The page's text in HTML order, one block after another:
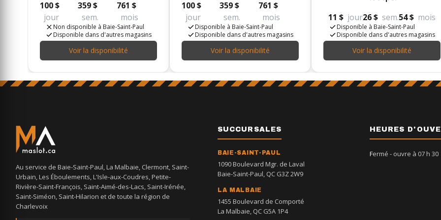
100 $
jour
359 $
sem.
761 $
mois
Non disponible à Baie-Saint-Paul
Disponible dans d'autres magasins
Voir la disponibilité
100 $
jour
359 $
sem.
761 $
mois
Disponible à Baie-Saint-Paul
Disponible dans d'autres magasins
Voir la disponibilité
11 $ jour26 $ sem.54 $ mois
Disponible à Baie-Saint-Paul
Disponible dans d'autres magasins
Voir la disponibilité
Au service de Baie-Saint-Paul, La Malbaie, Clermont, Saint-
Urbain, Les Éboulements, L'Isle-aux-Coudres, Petite-
Rivière-Saint-François, Saint-Aimé-des-Lacs, Saint-Irénée,
Saint-Siméon, Saint-Hilarion et de toute la région de
Charlevoix
SUCCURSALES
BAIE-SAINT-PAUL
1090 Boulevard Mgr. de Laval
Baie-Saint-Paul, QC G3Z 2W9
LA MALBAIE
1455 Boulevard de Comporté
La Malbaie, QC G5A 1P4
HEURES
Fermé - ouvre à 07 h 30